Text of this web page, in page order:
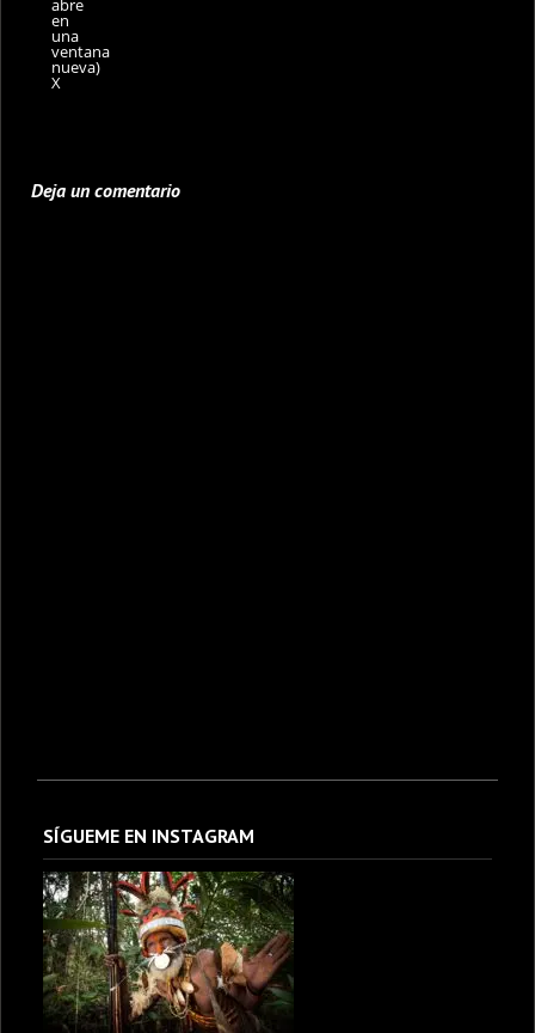
abre
en
una
ventana
nueva)
X
Deja un comentario
SÍGUEME EN INSTAGRAM